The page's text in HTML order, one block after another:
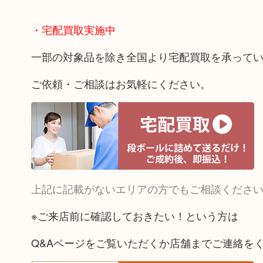
・宅配買取実施中
一部の対象品を除き全国より宅配買取を承ってい
ご依頼・ご相談はお気軽にください。
上記に記載がないエリアの方でもご相談ください
※ご来店前に確認しておきたい！という方は
Q&Aページをご覧いただくか店舗までご連絡をく